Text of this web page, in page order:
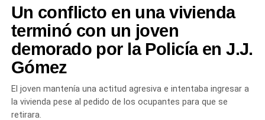
Un conflicto en una vivienda
terminó con un joven
demorado por la Policía en J.J.
Gómez
El joven mantenía una actitud agresiva e intentaba ingresar a
la vivienda pese al pedido de los ocupantes para que se
retirara.